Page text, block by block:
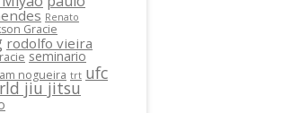
Renato
Gracie
rodolfo vieira
seminario
nogueira trt ufc
jiu jitsu